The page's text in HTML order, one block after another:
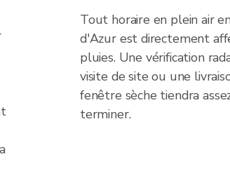
Tout horaire en plein air
d'Azur est directement
pluies. Une vérification
visite de site ou une
fenêtre sèche tiendra
terminer.